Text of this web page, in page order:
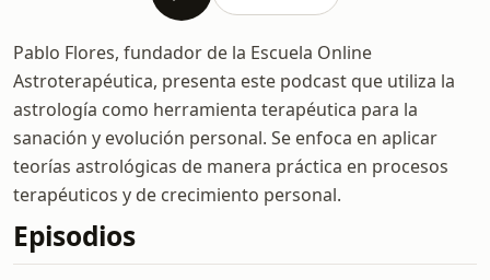
Pablo Flores, fundador de la Escuela Online
Astroterapéutica, presenta este podcast que utiliza la
astrología como herramienta terapéutica para la
sanación y evolución personal. Se enfoca en aplicar
teorías astrológicas de manera práctica en procesos
terapéuticos y de crecimiento personal.
Episodios